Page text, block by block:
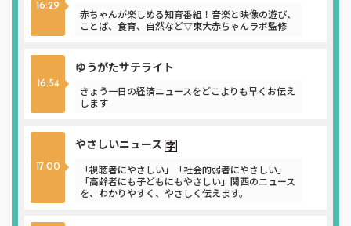
16:29
赤ちゃんが楽しめる知育番組！音楽と映像の遊び、
ことば、食育、自然など▽東大赤ちゃんラボ監修
16:54
ゆうがたサテライト
きょう一日の経済ニュースをどこよりも早くお伝え
します
17:00
やさしいニュース
「視聴者にやさしい」「社会的弱者にやさしい」
「高齢者にも子どもにもやさしい」関西のニュース
を、わかりやすく、やさしく伝えます。